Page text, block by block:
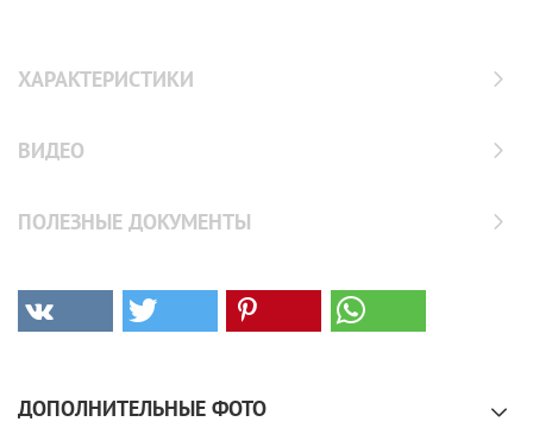
ХАРАКТЕРИСТИКИ
ВИДЕО
ПОЛЕЗНЫЕ ДОКУМЕНТЫ
ДОПОЛНИТЕЛЬНЫЕ ФОТО